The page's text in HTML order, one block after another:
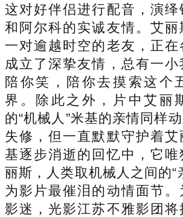
这对好伴侣进行配音，演绎
和阿尔科的实诚友情。艾丽
一对逾越时空的老友，正在
成立了深挚友情，总有一小
陪你笑，陪你去摸索这个
界。除此之外，片中艾丽
的“机械人”米基的亲情同样
失修，但一直默默守护着艾
基逐步消逝的回忆中，它唯
丽斯，人类取机械人之间的“
为影片最催泪的动情面节。
影迷，光影江苏不雅影团将